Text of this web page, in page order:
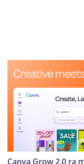
Canva Grow 2.0 ra